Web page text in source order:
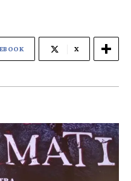
X